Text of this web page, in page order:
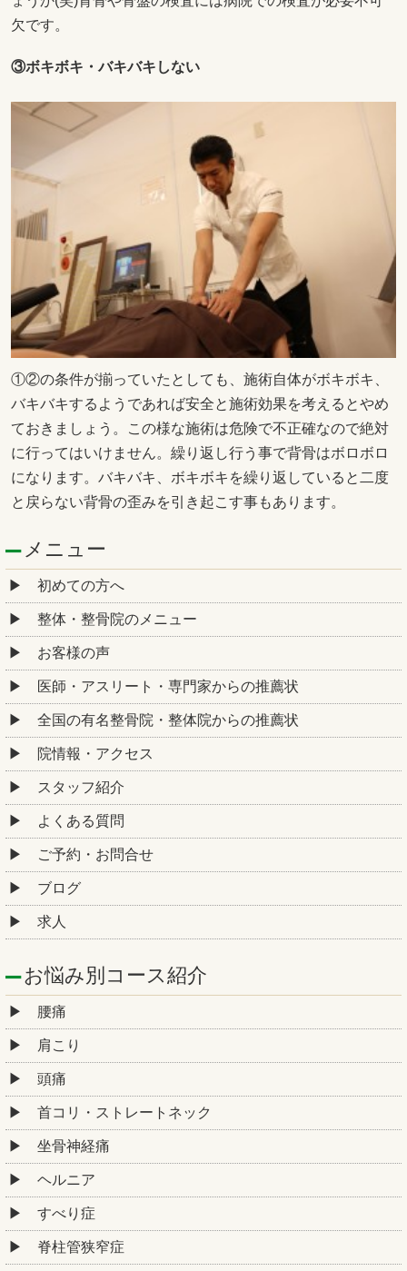
欠です。
③ボキボキ・バキバキしない
①②の条件が揃っていたとしても、施術自体がボキボキ、
バキバキするようであれば安全と施術効果を考えるとやめ
ておきましょう。この様な施術は危険で不正確なので絶対
に行ってはいけません。繰り返し行う事で背骨はボロボロ
になります。バキバキ、ボキボキを繰り返していると二度
と戻らない背骨の歪みを引き起こす事もあります。
メニュー
初めての方へ
整体・整骨院のメニュー
お客様の声
医師・アスリート・専門家からの推薦状
全国の有名整骨院・整体院からの推薦状
院情報・アクセス
スタッフ紹介
よくある質問
ご予約・お問合せ
ブログ
求人
お悩み別コース紹介
腰痛
肩こり
頭痛
首コリ・ストレートネック
坐骨神経痛
ヘルニア
すべり症
脊柱管狭窄症